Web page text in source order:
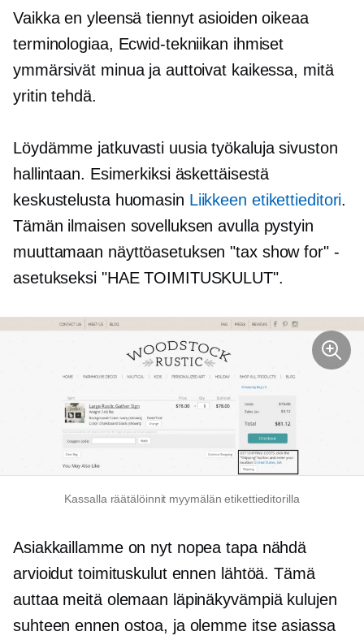
Vaikka en yleensä tiennyt asioiden oikeaa
terminologiaa, Ecwid-tekniikan ihmiset
ymmärsivät minua ja auttoivat kaikessa, mitä
yritin tehdä.
Löydämme jatkuvasti uusia työkaluja sivuston
hallintaan. Esimerkiksi äskettäisestä
keskustelusta huomasin Liikkeen etikettieditori.
Tämän ilmaisen sovelluksen avulla pystyin
muuttamaan näyttöasetuksen "tax show for" -
asetukseksi "HAE TOIMITUSKULUT".
Kassalla räätälöinnit myymälän etikettieditorilla
Asiakkaillamme on nyt nopea tapa nähdä
arvioidut toimituskulut ennen lähtöä. Tämä
auttaa meitä olemaan läpinäkyvämpiä kulujen
suhteen ennen ostoa, ja olemme itse asiassa